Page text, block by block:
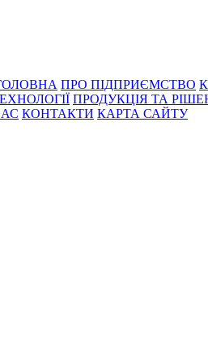
ПРО ПІДПРИЄМСТВО
ПРОДУКЦІЯ ТА
КОНТАКТИ КАРТА САЙТУ